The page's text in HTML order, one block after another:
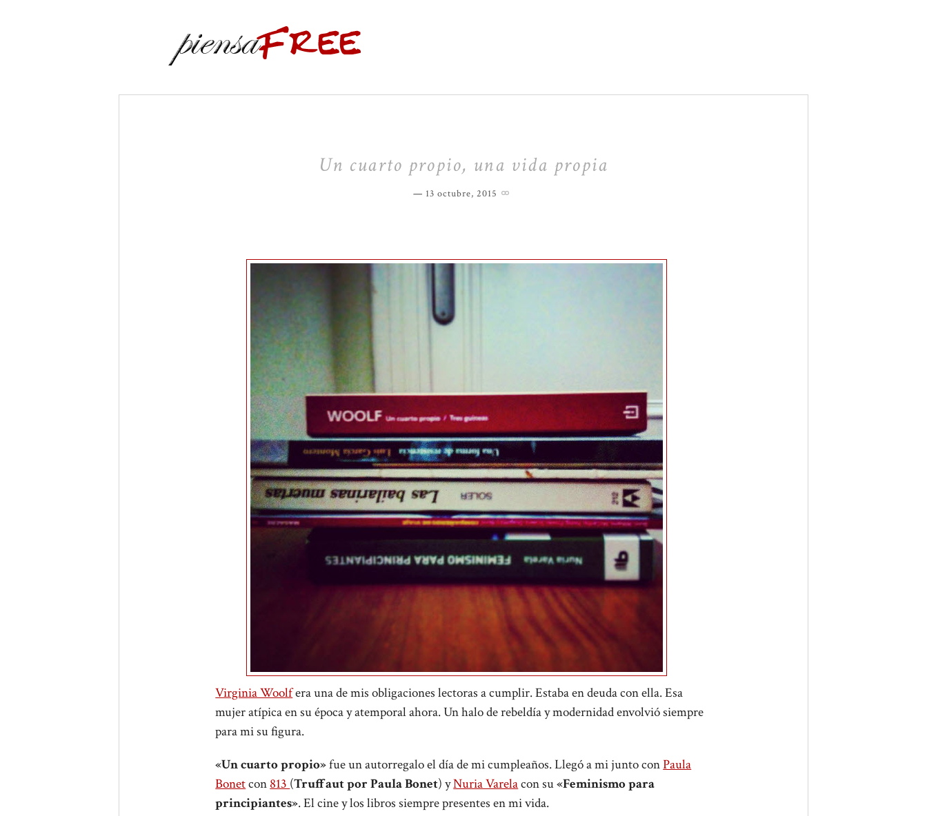
Un cuarto propio, una vida propia
13 octubre, 2015
Virginia Woolfera una de mis obligaciones lectoras a cumplir. Estaba en deuda con ella. Esa
mujer atípica en su época y atemporal ahora. Un halo de rebeldía y modernidad envolvió siempre
para mi su figura.
«Un cuarto propio»fue un autorregalo el día de mi cumpleaños. Llegó a mi junto conPaula
Bonetcon813(Truffaut por Paula Bonet) yNuria Varelacon su«Feminismo para
principiantes». El cine y los libros siempre presentes en mi vida.